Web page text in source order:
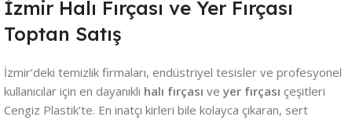
İzmir Halı Fırçası ve Yer Fırçası
Toptan Satış
İzmir’deki temizlik firmaları, endüstriyel tesisler ve profesyonel
kullanıcılar için en dayanıklı halı fırçası ve yer fırçası çeşitleri
Cengiz Plastik’te. En inatçı kirleri bile kolayca çıkaran, sert